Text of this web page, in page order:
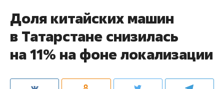
Доля китайских машин
в Татарстане снизилась
на 11% на фоне локализации